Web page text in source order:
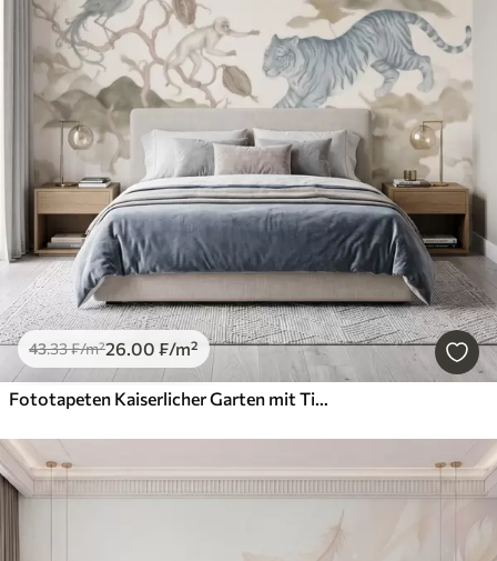
43.33₣/m²26.00 ₣/m²
Fototapeten Kaiserlicher Garten mit Tieren im orientalischen Stil – Affe, Leopard, Tiger, Pfau und Reiher